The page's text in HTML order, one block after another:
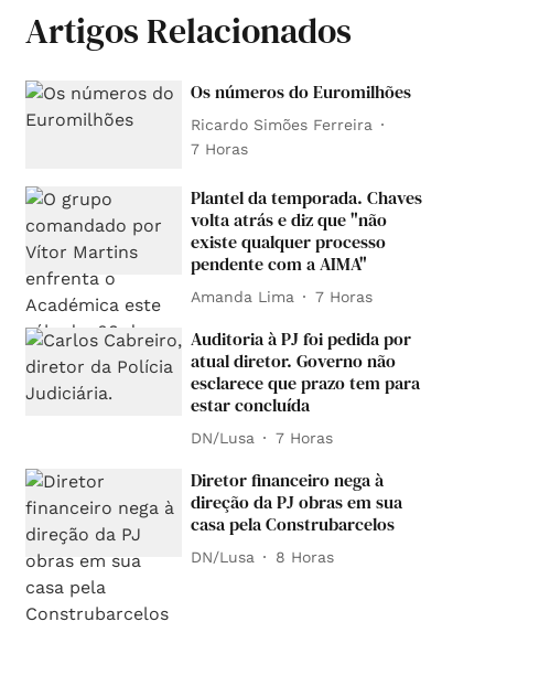
Artigos Relacionados
Os números do Euromilhões
Ricardo Simões Ferreira
7 Horas
Plantel da temporada. Chaves
volta atrás e diz que "não
existe qualquer processo
pendente com a AIMA"
Amanda Lima 7 Horas
Auditoria à PJ foi pedida por
atual diretor. Governo não
esclarece que prazo tem para
estar concluída
DN/Lusa 7 Horas
Diretor financeiro nega à
direção da PJ obras em sua
casa pela Construbarcelos
DN/Lusa 8 Horas